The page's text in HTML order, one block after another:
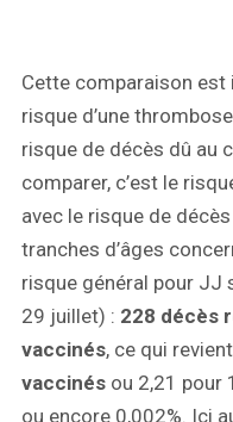
Cette comparaison est
risque d’une
risque de décès dû au
comparer, c’est le
avec le risque de
tranches d’âges
risque général pour JJ
29 juillet) : 228 décès
vaccinés, ce qui
vaccinés ou 2,21 pour
ou encore 0,002%. Ici